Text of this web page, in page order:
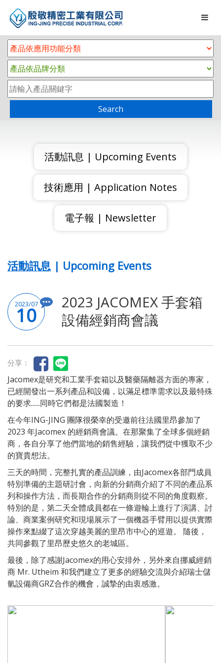
Search
活動訊息 | Upcoming Events
技術應用 | Application Notes
電子報 | Newsletter
活動訊息 | Upcoming Events
2023/07
10
2023 JACOMEX 手套箱
設備經銷商會議
分享：
Jacomex是研究和工業手套箱以及醫藥隔離器方面的專家，
已經開發出一系列產品和設備，以滿足標準需求以及最特殊
的要求......同時它們都是法國製造！
在今年ING-JING 團隊很榮幸的受邀前往法國里昂參加了
2023 年Jacomex 的經銷商會議。在那聚集了全球多個經銷
商，各自分享了他們當地的銷售經驗，讓我們從中獲取不少
的寶貴想法。
三天的時間，完整扎實的產品訓練，由Jacomex各部門成員
特別準備的主題研討會，向新的分銷商介紹了不同的產品系
列和操作方法，而長期合作的分銷商則從不同的角度觀察。
特別的是，第二天全體成員都在一條遊輪上進行了演講、討
論、商業案例研究和現場展示了一個機器手臂用以提供實際
操作來點綴了這次穿越美麗的里昂市中心的巡遊。 隨後，
共同參觀了里昂歷史悠久的老城區。
最後，除了感謝Jacomex的用心安排外，另外來自挪威經銷
商 Mr. Utheim 和我們建立了更多的經驗交流與介紹瑞士儲
氫設備商GRZ合作的機會，誠摯的由衷感激。